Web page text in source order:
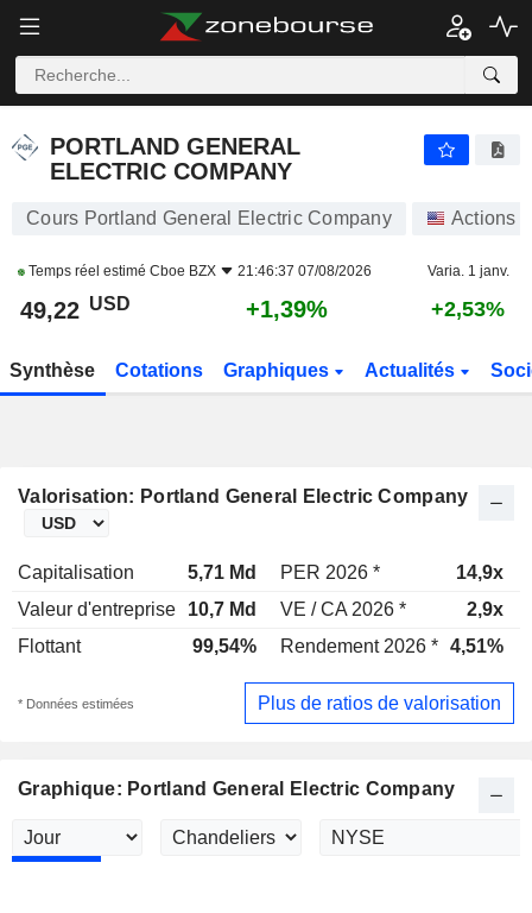
PORTLAND GENERAL
ELECTRIC COMPANY
Cours Portland General Electric Company Actions
Temps réel estimé Cboe BZX 21:46:37 07/08/2026 Varia. 1 janv.
49,22 USD +1,39% +2,53%
Synthèse Cotations Graphiques Actualités
Valorisation: Portland General Electric Company
Capitalisation 5,71 Md PER 2026 * 14,9x
Valeur d'entreprise
10,7 Md VE / CA 2026 * 2,9x
Flottant
99,54% Rendement 2026 * 4,51%
* Données estimées Plus de ratios de valorisation
Graphique: Portland General Electric Company